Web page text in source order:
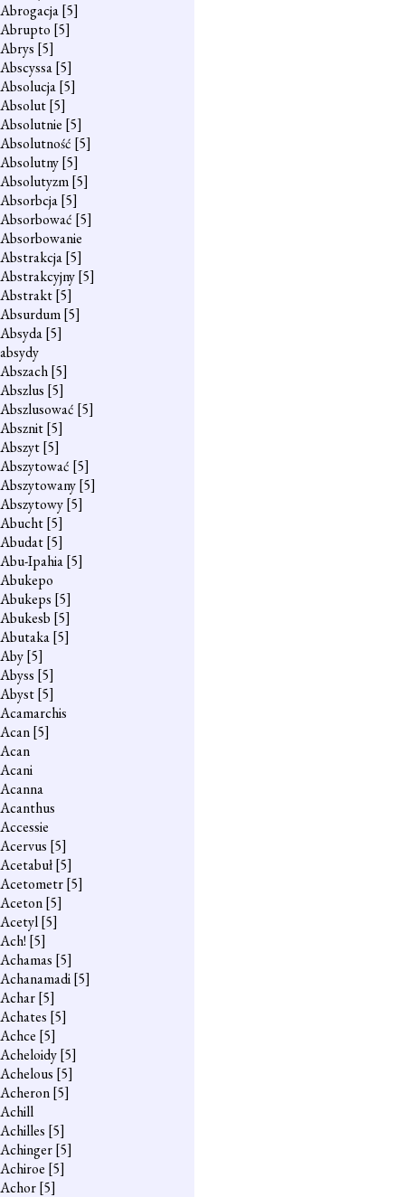
Abrogacja[5]
Abrupto [5]
Abrys [5]
Abscyssa[5]
Absolucja[5]
Absolut[5]
Absolutnie [5]
Absolutność [5]
Absolutny[5]
Absolutyzm[5]
Absorbcja[5]
Absorbować [5]
Absorbowanie
Abstrakcja[5]
Abstrakcyjny[5]
Abstrakt[5]
Absurdum[5]
Absyda[5]
absydy
Abszach[5]
Abszlus [5]
Abszlusować [5]
Absznit[5]
Abszyt[5]
Abszytować [5]
Abszytowany[5]
Abszytowy[5]
Abucht[5]
Abudat[5]
Abu-Ipahia[5]
Abukepo
Abukeps [5]
Abukesb [5]
Abutaka[5]
Aby[5]
Abyss [5]
Abyst[5]
Acamarchis
Acan[5]
Acan
Acani
Acanna
Acanthus
Accessie
Acervus [5]
Acetabuł[5]
Acetometr[5]
Aceton[5]
Acetyl[5]
Ach! [5]
Achamas [5]
Achanamadi[5]
Achar[5]
Achates [5]
Achce [5]
Acheloidy[5]
Achelous [5]
Acheron[5]
Achill
Achilles [5]
Achinger[5]
Achiroe [5]
Achor[5]